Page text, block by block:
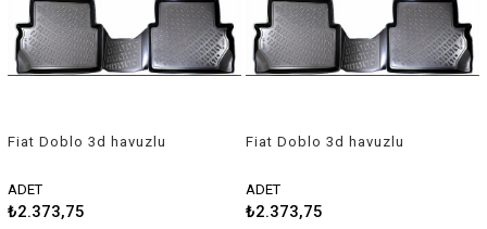
Fiat Doblo 3d havuzlu
ADET
₺2.373,75
Fiat Doblo 3d havuzlu
ADET
₺2.373,75